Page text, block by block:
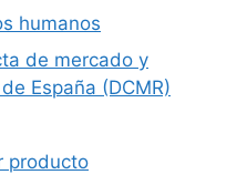
humanos
de mercado y
España (DCMR)
producto